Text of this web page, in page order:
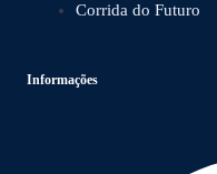
Corrida do Futuro
Informações